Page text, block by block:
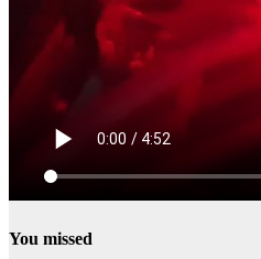
You missed